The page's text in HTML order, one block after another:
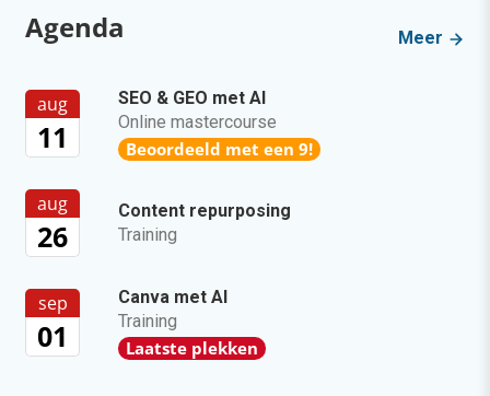
Agenda Meer
aug
11
SEO & GEO met AI
Online mastercourse
Beoordeeld met een 9!
aug
26
Content repurposing
Training
sep
01
Canva met AI
Training
Laatste plekken